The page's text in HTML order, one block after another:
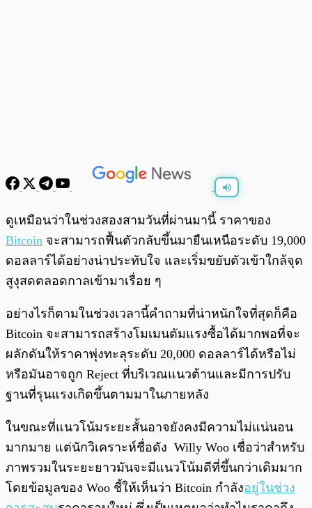
พร้อมเล่น
ดูเหมือนว่าในช่วงสองสามวันที่ผ่านมานี้ ราคาของ
Bitcoin จะสามารถฟื้นตัวกลับขึ้นมายืนเหนือระดับ 19,000
ดอลลาร์ได้อย่างน่าประทับใจ และเริ่มขยับตัวเข้าใกล้จุด
สูงุสดตลอดกาลเข้ามาเรื่อย ๆ
อย่างไรก็ตามในช่วงเวลานี้คำถามที่น่าหนักใจที่สุดก็คือ
Bitcoin จะสามารถสร้างโมเมนตัมแรงซื้อได้มากพอที่จะ
ผลักดันให้ราคาพุ่งทะลุระดับ 20,000 ดอลลาร์ได้หรือไม่
หรือมันอาจถูก Reject ที่บริเวณแนวต้านและมีการปรับ
ฐานที่รุนแรงเกิดขึ้นตามมาในภายหลัง
ในขณะที่แนวโน้มระยะสั้นอาจยังคงมีความไม่แน่นอน
มากมาย แต่นักวิเคราะห์ชื่อดัง Willy Woo เชื่อว่าสำหรับ
ภาพรวมในระยะยาวมันจะมีแนวโน้มดีที่ขึ้นกว่าเดิมมาก
โดยข้อมูลของ Woo ชี้ให้เห็นว่า Bitcoin กำลังอยู่ในช่วง